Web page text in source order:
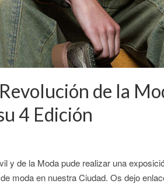
de la
4 Edición
y de la Moda pude realizar una
moda en nuestra Ciudad. Os dejo